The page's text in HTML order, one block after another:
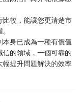
比較，能讓您更清楚市
身已成為一種有價值
的領域，一個可靠的
提升問題解決的效率